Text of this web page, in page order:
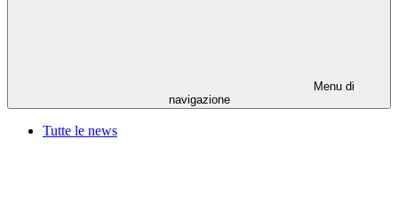
Menu di
navigazione
Tutte le news